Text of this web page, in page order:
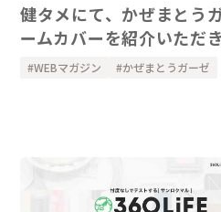
健タメにて、かぜまとう
ームカバーを紹介いただ
WEBマガジン かぜまとうガーゼ